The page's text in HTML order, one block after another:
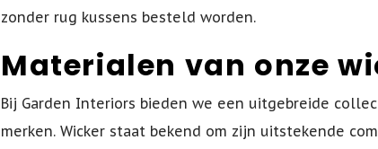
zonder rug kussens besteld worden.
Materialen van onze
Bij Garden Interiors bieden we een uitgebreide
merken. Wicker staat bekend om zijn uitstekende